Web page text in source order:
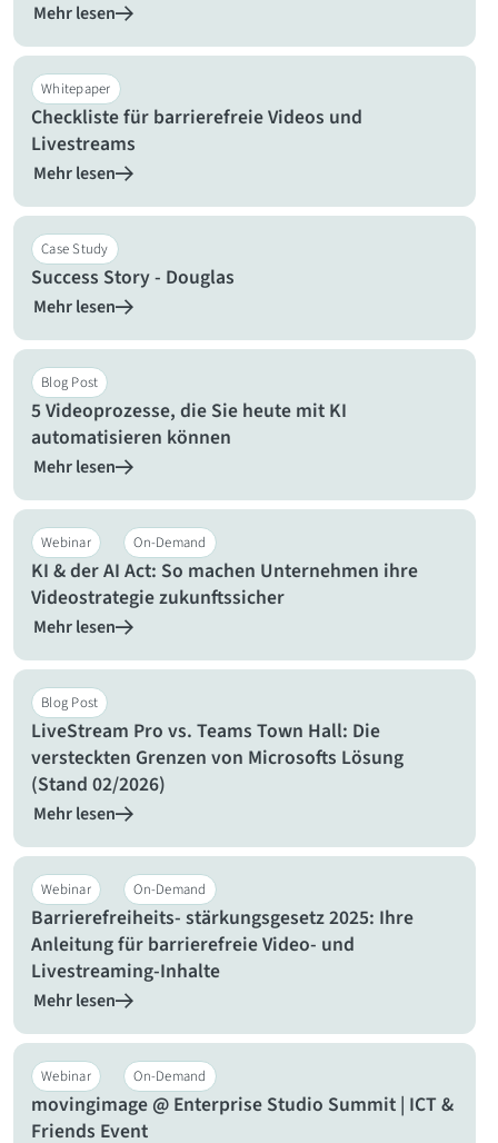
Mehr lesen
Whitepaper
Checkliste für barrierefreie Videos und
Livestreams
Mehr lesen
Case Study
Success Story - Douglas
Mehr lesen
Blog Post
5 Videoprozesse, die Sie heute mit KI
automatisieren können
Mehr lesen
Webinar On-Demand
KI & der AI Act: So machen Unternehmen ihre
Videostrategie zukunftssicher
Mehr lesen
Blog Post
LiveStream Pro vs. Teams Town Hall: Die
versteckten Grenzen von Microsofts Lösung
(Stand 02/2026)
Mehr lesen
Webinar On-Demand
Barrierefreiheits- stärkungsgesetz 2025: Ihre
Anleitung für barrierefreie Video- und
Livestreaming-Inhalte
Mehr lesen
Webinar On-Demand
movingimage @ Enterprise Studio Summit | ICT &
Friends Event